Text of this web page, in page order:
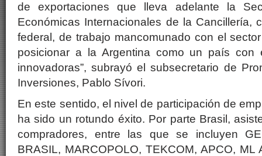
de exportaciones que lleva adelante la
Económicas Internacionales de la Cancillería,
federal, de trabajo mancomunado con el
posicionar a la Argentina como un país con
innovadoras”, subrayó el subsecretario de
Inversiones, Pablo Sívori.
En este sentido, el nivel de participación de
ha sido un rotundo éxito. Por parte Brasil,
compradores, entre las que se incluyen
BRASIL, MARCOPOLO, TEKCOM, APCO, ML